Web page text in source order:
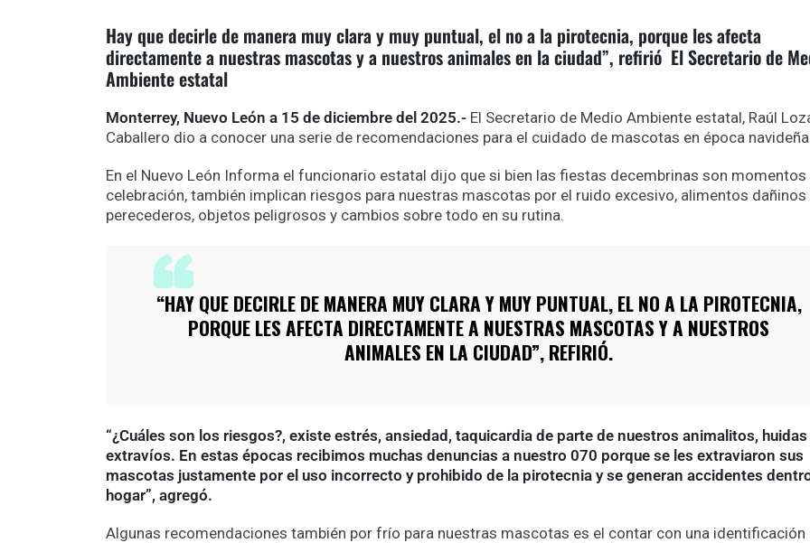
Hay que decirle de manera muy clara y muy puntual, el no a la pirotecnia, porque les afecta
directamente a nuestras mascotas y a nuestros animales en la ciudad”, refirió El Secretario de
Ambiente estatal
Monterrey, Nuevo León a 15 de diciembre del 2025.- El Secretario de Medio Ambiente estatal, Raúl
Caballero dio a conocer una serie de recomendaciones para el cuidado de mascotas en época
En el Nuevo León Informa el funcionario estatal dijo que si bien las fiestas decembrinas son momentos
celebración, también implican riesgos para nuestras mascotas por el ruido excesivo, alimentos dañinos
perecederos, objetos peligrosos y cambios sobre todo en su rutina.
“HAY QUE DECIRLE DE MANERA MUY CLARA Y MUY PUNTUAL, EL NO A LA PIROTECNIA,
PORQUE LES AFECTA DIRECTAMENTE A NUESTRAS MASCOTAS Y A NUESTROS
ANIMALES EN LA CIUDAD”, REFIRIÓ.
“¿Cuáles son los riesgos?, existe estrés, ansiedad, taquicardia de parte de nuestros animalitos, huidas
extravíos. En estas épocas recibimos muchas denuncias a nuestro 070 porque se les extraviaron sus
mascotas justamente por el uso incorrecto y prohibido de la pirotecnia y se generan accidentes
hogar”, agregó.
Algunas recomendaciones también por frío para nuestras mascotas es el contar con una identificación